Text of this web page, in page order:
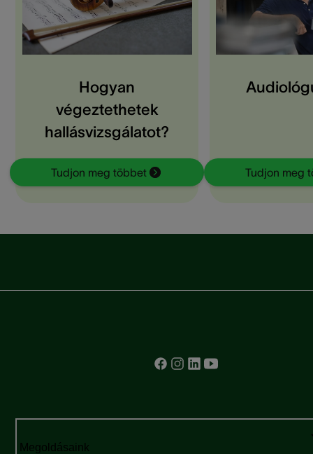
Hogyan
végeztethetek
hallásvizsgálatot?
Tudjon meg többet Tudjon meg
Megoldásaink